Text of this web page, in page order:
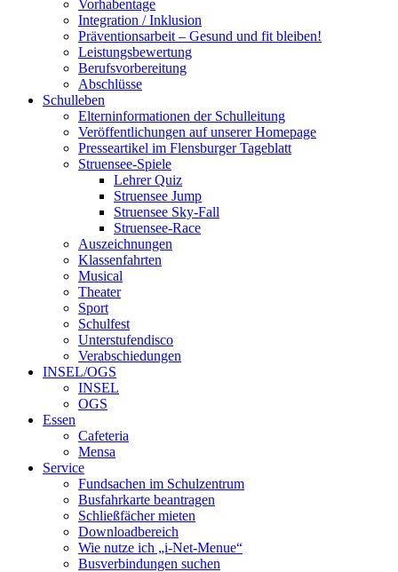
Vorhabentage
Integration / Inklusion
Präventionsarbeit – Gesund und fit bleiben!
Leistungsbewertung
Berufsvorbereitung
Abschlüsse
Schulleben
Elterninformationen der Schulleitung
Veröffentlichungen auf unserer Homepage
Presseartikel im Flensburger Tageblatt
Struensee-Spiele
Lehrer Quiz
Struensee Jump
Struensee Sky-Fall
Struensee-Race
Auszeichnungen
Klassenfahrten
Musical
Theater
Sport
Schulfest
Unterstufendisco
Verabschiedungen
INSEL/OGS
INSEL
OGS
Essen
Cafeteria
Mensa
Service
Fundsachen im Schulzentrum
Busfahrkarte beantragen
Schließfächer mieten
Downloadbereich
Wie nutze ich „i-Net-Menue“
Busverbindungen suchen